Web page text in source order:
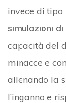
invece di tipo
simulazioni
capacità del
minacce e
allenando la
l’inganno e